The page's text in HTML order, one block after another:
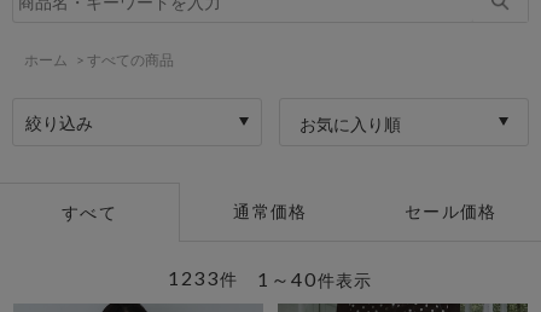
ホーム > すべての商品
絞り込み お気に入り順
すべて 通常価格 セール価格
1～40件表示
1233件